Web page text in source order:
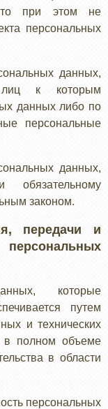
при этом не
персональных
данных,
лиц к которым
данных либо по
персональные
данных,
обязательному
законом.
передачи и
которые
путем
и технических
в полном объеме
в области
персональных